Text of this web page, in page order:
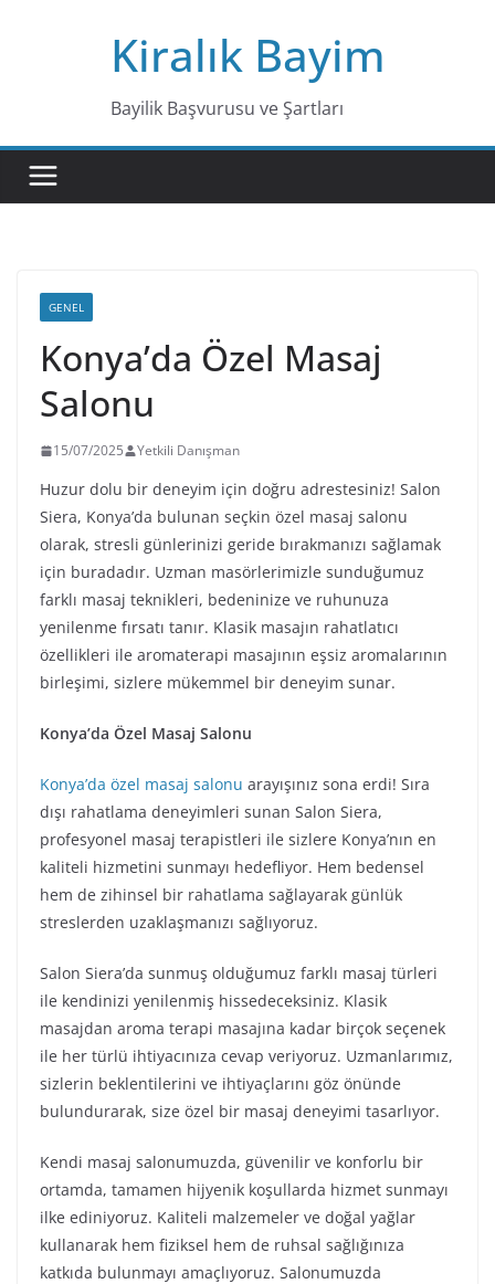
Kiralık Bayim
Bayilik Başvurusu ve Şartları
GENEL
Konya’da Özel Masaj
Salonu
15/07/2025 Yetkili Danışman
Huzur dolu bir deneyim için doğru adrestesiniz! Salon
Siera, Konya’da bulunan seçkin özel masaj salonu
olarak, stresli günlerinizi geride bırakmanızı sağlamak
için buradadır. Uzman masörlerimizle sunduğumuz
farklı masaj teknikleri, bedeninize ve ruhunuza
yenilenme fırsatı tanır. Klasik masajın rahatlatıcı
özellikleri ile aromaterapi masajının eşsiz aromalarının
birleşimi, sizlere mükemmel bir deneyim sunar.
Konya’da Özel Masaj Salonu
Konya’da özel masaj salonu arayışınız sona erdi! Sıra
dışı rahatlama deneyimleri sunan Salon Siera,
profesyonel masaj terapistleri ile sizlere Konya’nın en
kaliteli hizmetini sunmayı hedefliyor. Hem bedensel
hem de zihinsel bir rahatlama sağlayarak günlük
streslerden uzaklaşmanızı sağlıyoruz.
Salon Siera’da sunmuş olduğumuz farklı masaj türleri
ile kendinizi yenilenmiş hissedeceksiniz. Klasik
masajdan aroma terapi masajına kadar birçok seçenek
ile her türlü ihtiyacınıza cevap veriyoruz. Uzmanlarımız,
sizlerin beklentilerini ve ihtiyaçlarını göz önünde
bulundurarak, size özel bir masaj deneyimi tasarlıyor.
Kendi masaj salonumuzda, güvenilir ve konforlu bir
ortamda, tamamen hijyenik koşullarda hizmet sunmayı
ilke ediniyoruz. Kaliteli malzemeler ve doğal yağlar
kullanarak hem fiziksel hem de ruhsal sağlığınıza
katkıda bulunmayı amaçlıyoruz. Salonumuzda